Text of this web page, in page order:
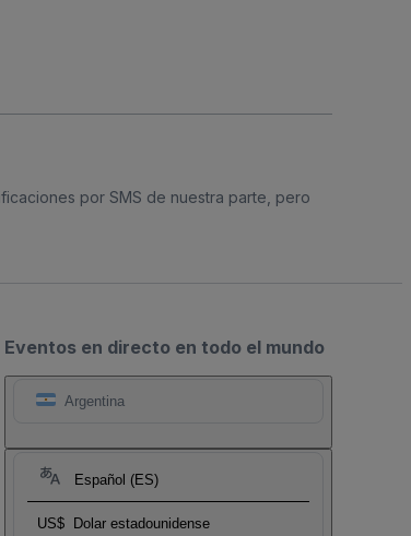
por SMS de nuestra parte, pero
Eventos en directo en todo el mundo
Argentina
Español (ES)
US$ Dolar estadounidense